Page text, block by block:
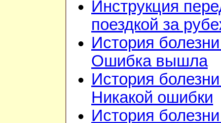
Инструкция
поездкой за
История
Ошибка вышла
История
Никакой ошибки
История